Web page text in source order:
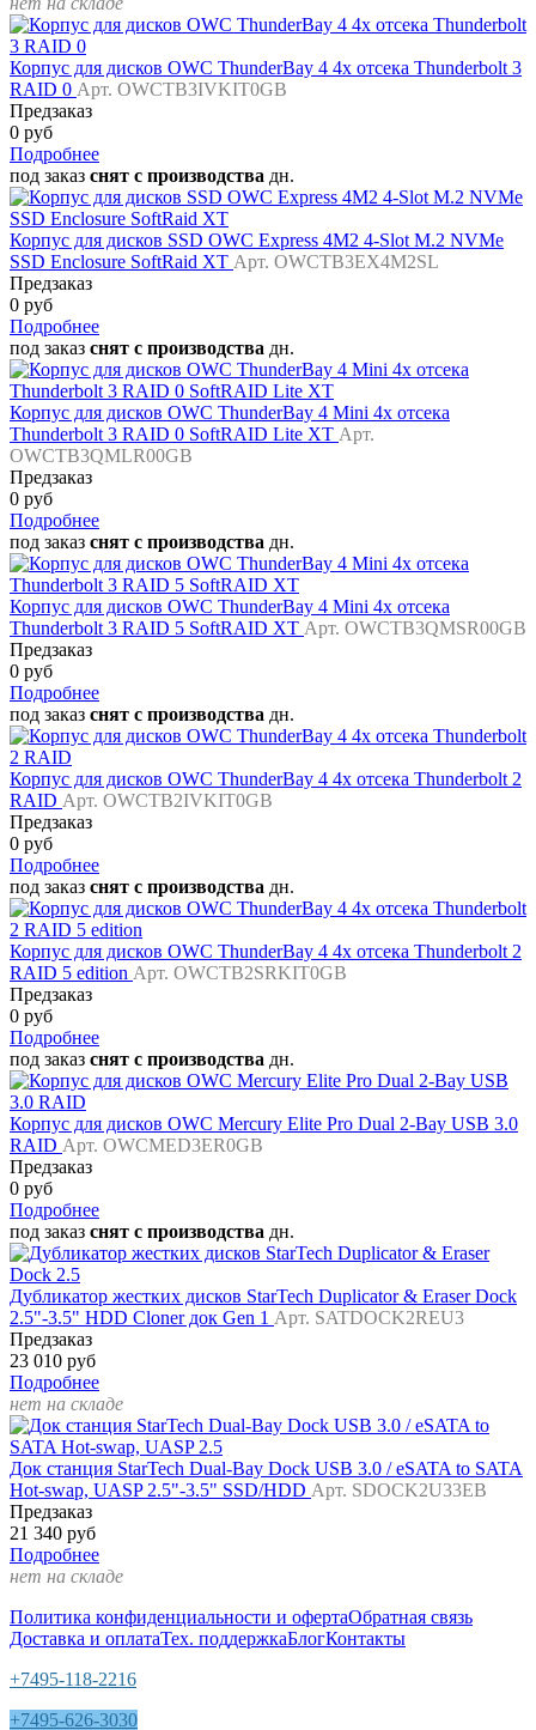
Корпус для дисков OWC ThunderBay 4 4x отсека Thunderbolt 3
RAID 0 Арт. OWCTB3IVKIT0GB
Предзаказ
0 руб
Подробнее
под заказ снят с производства дн.
Корпус для дисков SSD OWC Express 4M2 4-Slot M.2 NVMe
SSD Enclosure SoftRaid XT Арт. OWCTB3EX4M2SL
Предзаказ
0 руб
Подробнее
под заказ снят с производства дн.
Корпус для дисков OWC ThunderBay 4 Mini 4x отсека
Thunderbolt 3 RAID 0 SoftRAID Lite XT Арт.
OWCTB3QMLR00GB
Предзаказ
0 руб
Подробнее
под заказ снят с производства дн.
Корпус для дисков OWC ThunderBay 4 Mini 4x отсека
Thunderbolt 3 RAID 5 SoftRAID XT Арт. OWCTB3QMSR00GB
Предзаказ
0 руб
Подробнее
под заказ снят с производства дн.
Корпус для дисков OWC ThunderBay 4 4x отсека Thunderbolt 2
RAID Арт. OWCTB2IVKIT0GB
Предзаказ
0 руб
Подробнее
под заказ снят с производства дн.
Корпус для дисков OWC ThunderBay 4 4x отсека Thunderbolt 2
RAID 5 edition Арт. OWCTB2SRKIT0GB
Предзаказ
0 руб
Подробнее
под заказ снят с производства дн.
Корпус для дисков OWC Mercury Elite Pro Dual 2-Bay USB 3.0
RAID Арт. OWCMED3ER0GB
Предзаказ
0 руб
Подробнее
под заказ снят с производства дн.
Дубликатор жестких дисков StarTech Duplicator & Eraser Dock
2.5"-3.5" HDD Cloner док Gen 1 Арт. SATDOCK2REU3
Предзаказ
23 010 руб
Подробнее
нет на складе
Док станция StarTech Dual-Bay Dock USB 3.0 / eSATA to SATA
Hot-swap, UASP 2.5"-3.5" SSD/HDD Арт. SDOCK2U33EB
Предзаказ
21 340 руб
Подробнее
нет на складе
Политика конфиденциальности и офертаОбратная связь
Доставка и оплатаТех. поддержкаБлогКонтакты
+7495-118-2216
+7495-626-3030